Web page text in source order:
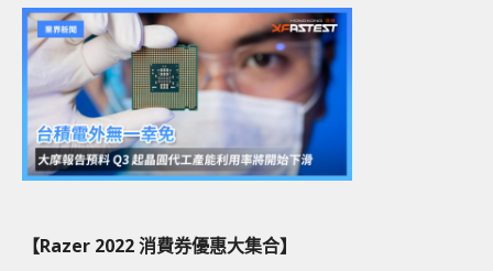
【Razer 2022 消費券優惠大集合】